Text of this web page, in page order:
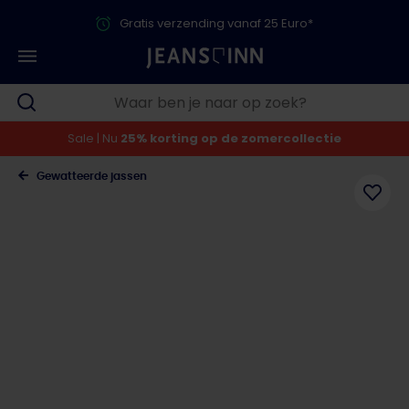
Gratis verzending vanaf 25 Euro*
Sale | Nu 25% korting op de zomercollectie
Gewatteerde jassen